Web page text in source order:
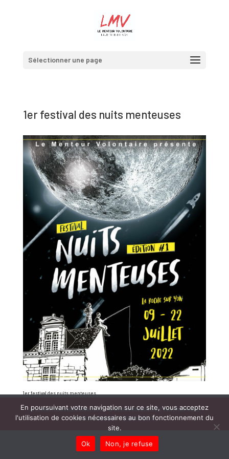
Sélectionner une page
1er festival des nuits menteuses
1er festival des nuits menteuses
© LE MENTEUR VOLONTAIRE 2021 •© DESIGN GRÉGOIRE GITTON |MENTIONS
LÉGALES |DONNÉES PERSONNELLES
En poursuivant votre navigation sur ce site, vous acceptez
l'utilisation de cookies nécessaires au bon fonctionnement du
site.
Ok
Non, je refuse